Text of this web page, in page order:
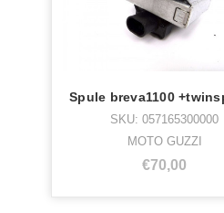
SKU: 057165300000
MOTO GUZZI
€70,00